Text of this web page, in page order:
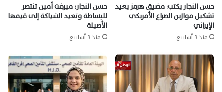
حسن النجار يكتب: مضيق هرمز يعيد
تشكيل موازين الصراع الأمريكي
الإيراني
منذ 3 أسابيع
حسن النجار: ميرفت أمين تنتصر
للبساطة وتعيد الشياكة إلى قيمها
الأصيلة
منذ 3 أسابيع